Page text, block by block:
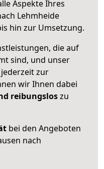
Aspekte Ihres
Lehmheide
hin zur Umsetzung.
die auf
sind, und unser
zur
wir Ihnen dabei
reibungsloszu
bei den Angeboten
nach